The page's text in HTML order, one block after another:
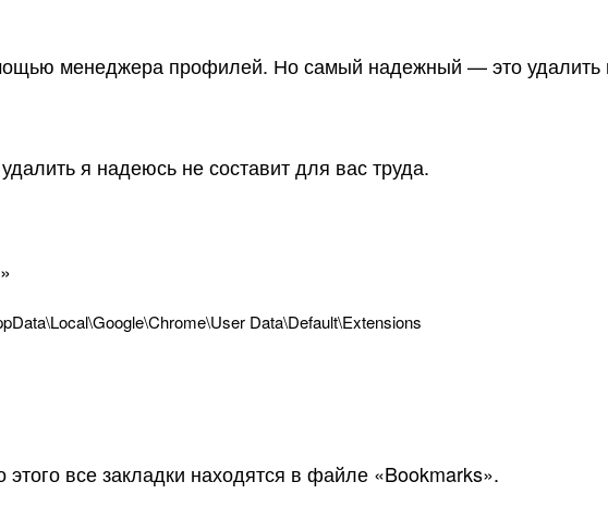
менеджера профилей. Но самый надежный — это удалить
я надеюсь не составит для вас труда.
\Local\Google\Chrome\User Data\Default\Extensions
все закладки находятся в файле «Bookmarks».